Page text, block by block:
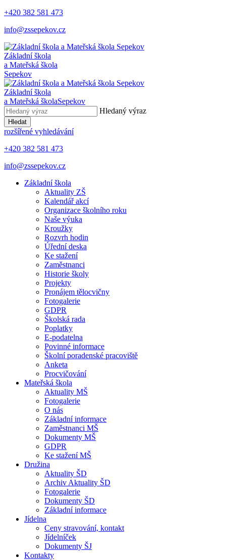
+420 382 581 473
info@zssepekov.cz
Základní škola
a Mateřská škola
Sepekov
Základní škola
a Mateřská školaSepekov
Hledaný výraz
Hledat
rozšířené vyhledávání
+420 382 581 473
info@zssepekov.cz
Základní škola
Aktuality ZŠ
Kalendář akcí
Organizace školního roku
Naše výuka
Kroužky
Rozvrh hodin
Úřední deska
Ke stažení
Zaměstnanci
Historie školy
Projekty
Pronájem tělocvičny
Fotogalerie
GDPR
Školská rada
Poplatky
E-podatelna
Povinné informace
Školní poradenské pracoviště
Anketa
Procvičování
Mateřská škola
Aktuality MŠ
Fotogalerie
O nás
Základní informace
Zaměstnanci MŠ
Dokumenty MŠ
GDPR
Ke stažení MŠ
Družina
Aktuality ŠD
Archiv Aktuality ŠD
Fotogalerie
Dokumenty ŠD
Základní informace
Jídelna
Ceny stravování, kontakt
Jídelníček
Dokumenty ŠJ
Kontakty